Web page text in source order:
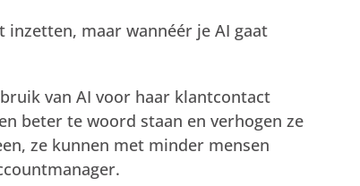
inzetten, maar wannéér je AI gaat
van AI voor haar klantcontact
beter te woord staan en verhogen ze
ze kunnen met minder mensen